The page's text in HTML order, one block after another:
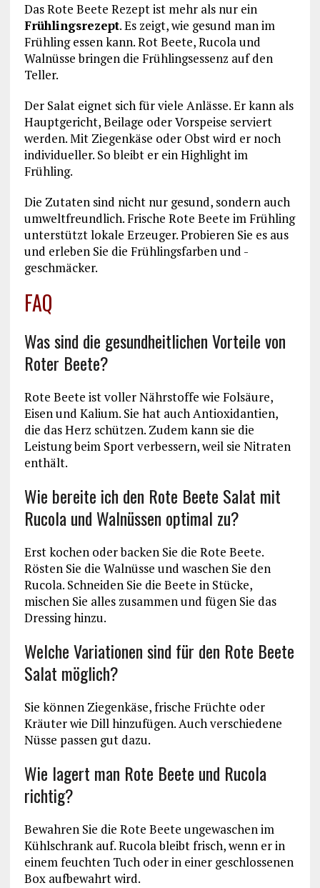
Das Rote Beete Rezept ist mehr als nur ein
Frühlingsrezept. Es zeigt, wie gesund man im
Frühling essen kann. Rot Beete, Rucola und
Walnüsse bringen die Frühlingsessenz auf den
Teller.
Der Salat eignet sich für viele Anlässe. Er kann als
Hauptgericht, Beilage oder Vorspeise serviert
werden. Mit Ziegenkäse oder Obst wird er noch
individueller. So bleibt er ein Highlight im
Frühling.
Die Zutaten sind nicht nur gesund, sondern auch
umweltfreundlich. Frische Rote Beete im Frühling
unterstützt lokale Erzeuger. Probieren Sie es aus
und erleben Sie die Frühlingsfarben und -
geschmäcker.
FAQ
Was sind die gesundheitlichen Vorteile von
Roter Beete?
Rote Beete ist voller Nährstoffe wie Folsäure,
Eisen und Kalium. Sie hat auch Antioxidantien,
die das Herz schützen. Zudem kann sie die
Leistung beim Sport verbessern, weil sie Nitraten
enthält.
Wie bereite ich den Rote Beete Salat mit
Rucola und Walnüssen optimal zu?
Erst kochen oder backen Sie die Rote Beete.
Rösten Sie die Walnüsse und waschen Sie den
Rucola. Schneiden Sie die Beete in Stücke,
mischen Sie alles zusammen und fügen Sie das
Dressing hinzu.
Welche Variationen sind für den Rote Beete
Salat möglich?
Sie können Ziegenkäse, frische Früchte oder
Kräuter wie Dill hinzufügen. Auch verschiedene
Nüsse passen gut dazu.
Wie lagert man Rote Beete und Rucola
richtig?
Bewahren Sie die Rote Beete ungewaschen im
Kühlschrank auf. Rucola bleibt frisch, wenn er in
einem feuchten Tuch oder in einer geschlossenen
Box aufbewahrt wird.